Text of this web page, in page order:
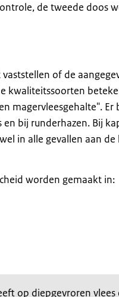
de tweede doos
of de
kwaliteitssoorten
magervleesgehalte".
bij runderhazen. Bij
in alle gevallen aan
worden gemaakt in:
op diepgevroren